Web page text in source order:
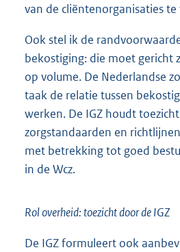
van de cliëntenorganisaties
Ook stel ik de
bekostiging: die moet gericht
op volume. De Nederlandse
taak de relatie tussen
werken. De IGZ houdt
zorgstandaarden en
met betrekking tot goed
in de Wcz.
Rol overheid: toezicht door de IGZ
De IGZ formuleert ook